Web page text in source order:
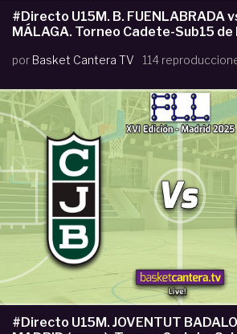
#Directo U15M. B. FUENLABRADA
MÁLAGA. Torneo Cadete-Sub15
por Basket Cantera TV 114
#Directo U15M. JOVENTUT